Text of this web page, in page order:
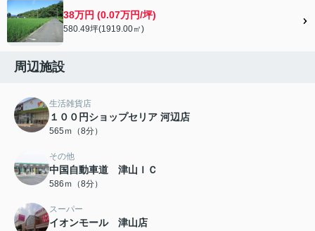
38万円 (0.07万円/坪)
580.49坪(1919.00㎡)
周辺施設
生活雑貨店
１００円ショップセリア 河辺店
565ｍ（8分）
その他
中国自動車道 津山ＩＣ
586ｍ（8分）
スーパー
イオンモール 津山店